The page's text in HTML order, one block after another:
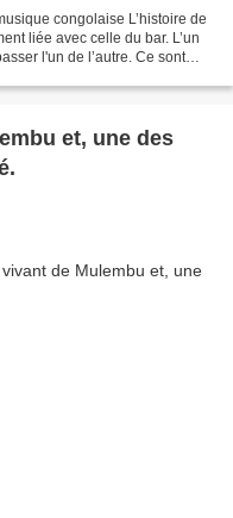
congolaise L’histoire de
liée avec celle du bar. L’un
l'un de l’autre. Ce sont
et, une des